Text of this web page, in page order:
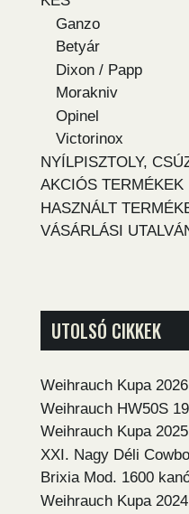
Ganzo
Betyár
Dixon / Papp
Morakniv
Opinel
Victorinox
NYÍLPISZTOLY,
AKCIÓS TERMÉKEK
HASZNÁLT
VÁSÁRLÁSI
UTOLSÓ CIKKEK
Weihrauch Kupa
Weihrauch HW50S
Weihrauch Kupa
XXI. Nagy Déli
Brixia Mod. 1600
Weihrauch Kupa